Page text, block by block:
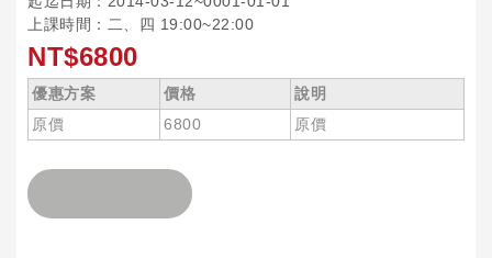
上課時間：二、四 19:00~22:00
NT$6800
優惠方案 價格
說明
原價
6800 原價